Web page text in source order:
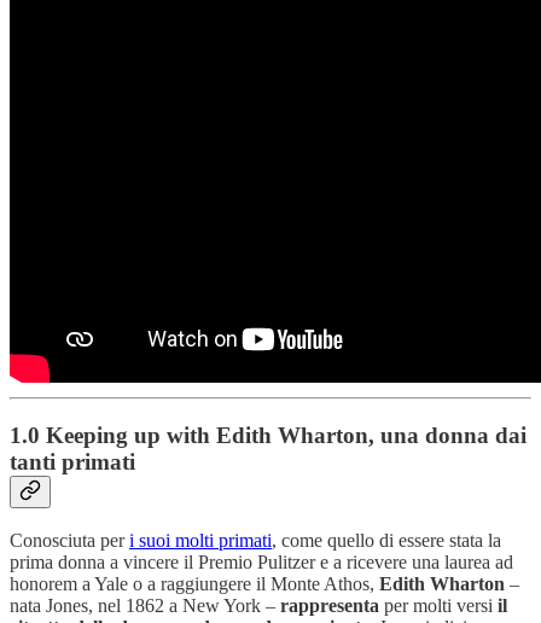
1.0 Keeping up with Edith Wharton, una donna dai
tanti primati
Conosciuta peri suoi molti primati, come quello di essere stata la
prima donna a vincere il Premio Pulitzer e a ricevere una laurea ad
honorem a Yale o a raggiungere il Monte Athos, Edith Wharton –
nata Jones, nel 1862 a New York – rappresenta per molti versi il